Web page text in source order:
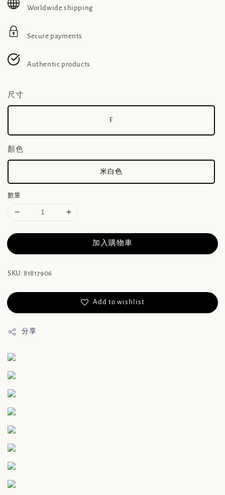
Worldwide shipping
Secure payments
Authentic products
尺寸
F
顏色
米白色
數量
加入購物車
SKU: 81817906
Add to wishlist
分享